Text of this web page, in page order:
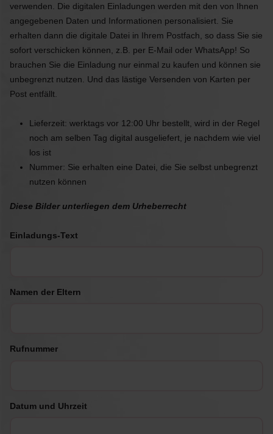
verwenden. Die digitalen Einladungen werden mit den von Ihnen
angegebenen Daten und Informationen personalisiert. Sie
erhalten dann die digitale Datei in Ihrem Postfach, so dass Sie sie
sofort verschicken können, z.B. per E-Mail oder WhatsApp! So
brauchen Sie die Einladung nur einmal zu kaufen und können sie
unbegrenzt nutzen. Und das lästige Versenden von Karten per
Post entfällt.
Lieferzeit: werktags vor 12:00 Uhr bestellt, wird in der Regel
noch am selben Tag digital ausgeliefert, je nachdem wie viel
los ist
Nummer: Sie erhalten eine Datei, die Sie selbst unbegrenzt
nutzen können
Diese Bilder unterliegen dem Urheberrecht
Einladungs-Text
Namen der Eltern
Rufnummer
Datum und Uhrzeit